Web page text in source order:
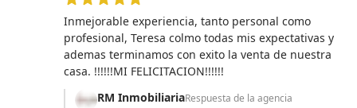
5 de 5 estrellas
Inmejorable experiencia, tanto personal como
profesional, Teresa colmo todas mis expectativas y
ademas terminamos con exito la venta de nuestra
casa. !!!!!!MI FELICITACION!!!!!!
RM InmobiliariaRespuesta de la agencia